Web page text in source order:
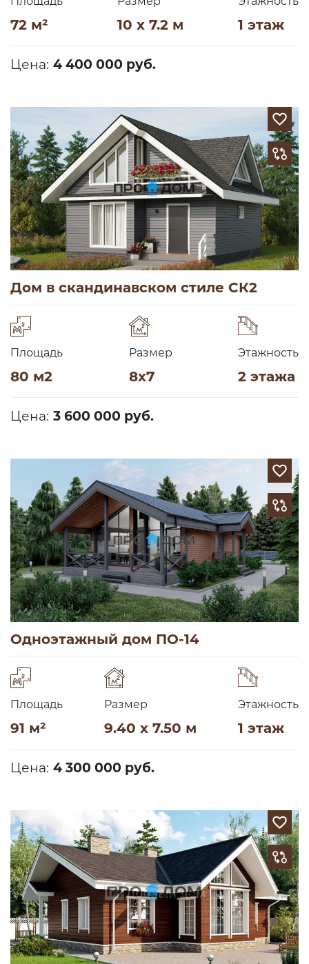
72 м² 10 x 7.2 м 1 этаж
Цена: 4 400 000 руб.
Дом в скандинавском стиле СК2
Площадь
80 м2
Размер
8х7
Этажность
2 этажа
Цена: 3 600 000 руб.
Одноэтажный дом ПО-14
Площадь
91 м²
Размер
9.40 x 7.50 м
Этажность
1 этаж
Цена: 4 300 000 руб.